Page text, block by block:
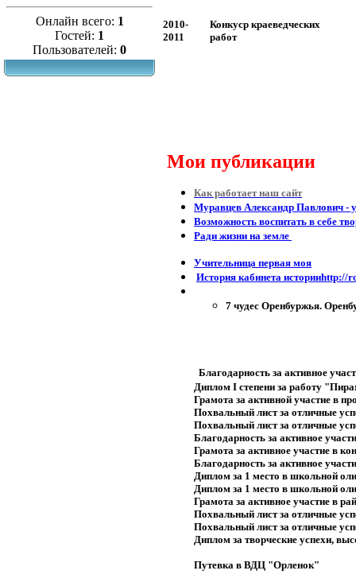
Онлайн всего: 1
Гостей: 1
Пользователей: 0
2010-
2011
Конкуср краеведческих
работ
Мои публикации
Как работает наш сайт
Муравцев Александр Павлович -
Возможность воспитать в себе
Ради жизни на земле
Учительница первая моя
История кабинета
7 чудес Оренбуржья.
Благодарность за активное
Диплом I степени за работу
Грамота за активной участие в
Похвальный лист за отличные
Похвальный лист за отличные
Благодарность за активное
Грамота за активное участие в
Благодарность за активное
Диплом за 1 место в школьной
Диплом за 1 место в школьной
Грамота за активное участие в
Похвальный лист за отличные
Похвальный лист за отличные
Диплом за творческие успехи,
Путевка в ВДЦ "Орленок"